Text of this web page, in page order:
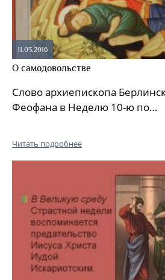
11.03.2016
О самодовольстве
Слово архиепископа
Феофана в Неделю 10-ю по…
Читать подробнее